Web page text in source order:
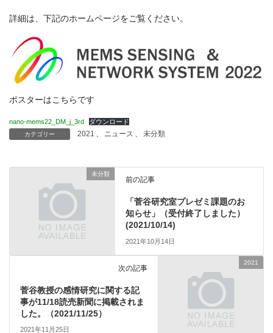
詳細は、下記のホームページをご覧ください。
ポスターはこちらです
nano-mems22_DM_j_3rd ダウンロード
カテゴリー 2021 、 ニュース 、 未分類
未分類
前の記事
「菅谷研究室プレゼミ課題のお
知らせ」（受付終了しました）
(2021/10/14)
2021年10月14日
2021
次の記事
菅谷教授の感情研究に関する記
事が11/18読売新聞に掲載されま
した。（2021/11/25）
2021年11月25日